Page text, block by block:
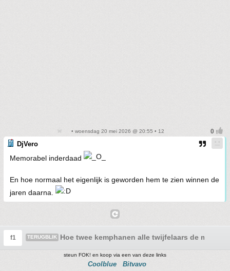
• woensdag 20 mei 2026 @ 20:55 • 12
DjVero
Memorabel inderdaad
En hoe normaal het eigenlijk is geworden hem te zien winnen de
jaren daarna.
f1 TERUGBLIK Hoe twee kemphanen alle twijfelaars de mond
steun FOK! en koop via een van deze links
Coolblue Bitvavo